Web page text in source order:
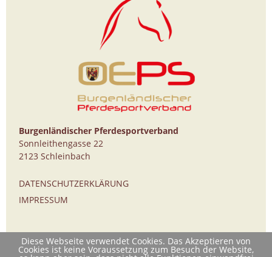
Diese Webseite verwendet Cookies. Das Akzeptieren von
Cookies ist keine Voraussetzung zum Besuch der Website,
Burgenländischer Pferdesportverband
Sonnleithengasse 22
2123 Schleinbach
DATENSCHUTZERKLÄRUNG
IMPRESSUM